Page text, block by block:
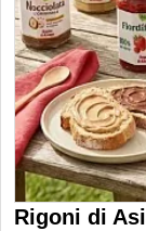
Rigoni di